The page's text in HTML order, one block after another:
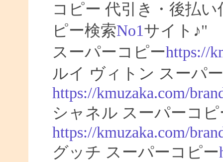
コピー 代引き・後払
ピー検索No1サイト♪"
スーパーコピーhttps://
ルイ ヴィトン スーパ
https://kmuzaka.com/
シャネル スーパーコピ
https://kmuzaka.com/
グッチ スーパーコピー